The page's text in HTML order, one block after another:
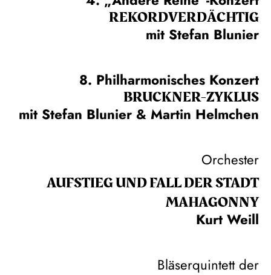
REKORD­VERDÄCHTIG
mit Stefan Blunier
8. Philharmonisches Konzert
BRUCKNER-ZYKLUS
mit Stefan Blunier & Martin Helmchen
Orchester
AUFSTIEG UND FALL DER STADT
MAHAGONNY
Kurt Weill
Bläserquintett der